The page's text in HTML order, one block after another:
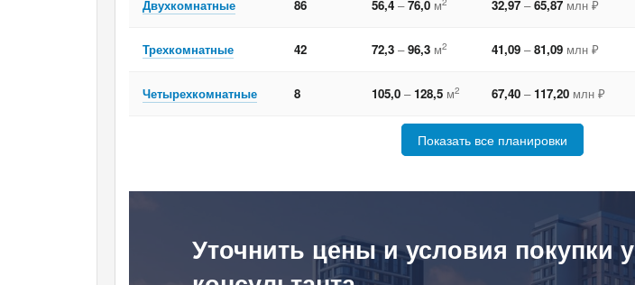
Двухкомнатные 86 56,4 –76,0 м 32,97 –65,87 млн ₽
Трехкомнатные 42 72,3 –96,3 м2 41,09 –81,09 млн ₽
Четырехкомнатные 8 105,0 –128,5 м2 67,40 –117,20 млн ₽
Показать все планировки
Уточнить цены и условия покупки у